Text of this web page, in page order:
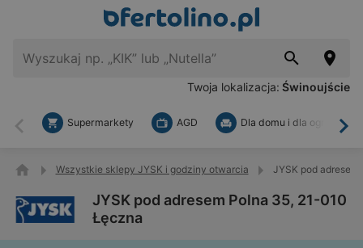
Twoja lokalizacja: Świnoujście
Wstecz
Supermarkety AGD Dla domu i dla ogrodu
Wszystkie sklepy JYSK i godziny otwarcia JYSK pod
JYSK pod adresem Polna 35, 21-010
Łęczna